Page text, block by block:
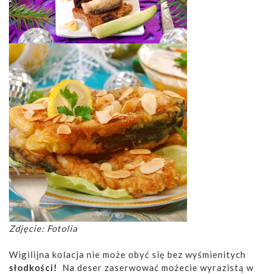
Zdjęcie: Fotolia
Wigilijna kolacja nie może obyć się bez wyśmienitych
słodkości!
Na deser zaserwować możecie wyrazistą w